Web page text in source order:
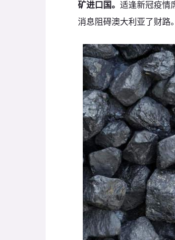
矿进口国。 适逢新冠疫情
消息阻碍澳大利亚了财路。